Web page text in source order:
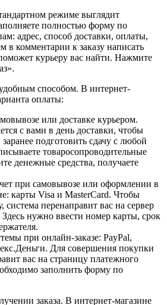
режиме выглядит
полностью форму по
адрес, способ доставки, оплаты,
в комментарии к заказу написать
курьеру вас найти. Нажмите
способом. В интернет-
оплаты:
или доставке курьером.
с вами в день доставки, чтобы
подготовить сдачу с любой
товаросопроводительные
денежные средства, получаете
при самовывозе или оформлении в
карты Visa и MasterCard. Чтобы
система перенаправит вас на сервер
нужно ввести номер карты, срок
при онлайн-заказе: PayPal,
Для совершения покупки
вас на страницу платежного
заполнить форму по
заказа. В интернет-магазине